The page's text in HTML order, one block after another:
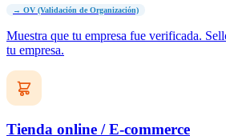
→ OV (Validación de Organización)
Muestra que tu empresa fue verificada.
tu empresa.
Tienda online / E-commerce